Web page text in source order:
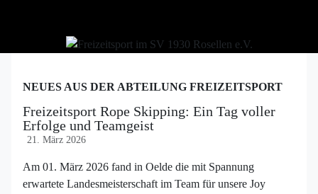
NEUES AUS DER ABTEILUNG FREIZEITSPORT
Freizeitsport Rope Skipping: Ein Tag voller
Erfolge und Teamgeist
21. März 2026
Am 01. März 2026 fand in Oelde die mit Spannung
erwartete Landesmeisterschaft im Team für unsere Joy